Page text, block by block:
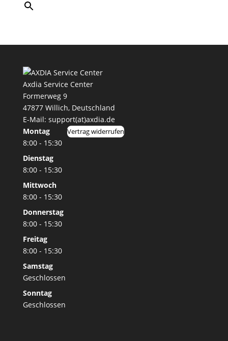
Axdia Service Center
Formerweg 9
47877 Willich, Deutschland
E-Mail: support(at)axdia.de
Montag
8:00 - 15:30
Dienstag
8:00 - 15:30
Mittwoch
8:00 - 15:30
Donnerstag
8:00 - 15:30
Freitag
8:00 - 15:30
Samstag
Geschlossen
Sonntag
Geschlossen
Vertrag widerrufen